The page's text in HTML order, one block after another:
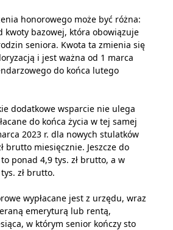
honorowego może być różna:
kwoty bazowej, która obowiązuje
seniora. Kwota ta zmienia się
i jest ważna od 1 marca
do końca lutego
dodatkowe wsparcie nie ulega
do końca życia w tej samej
2023 r. dla nowych stulatków
brutto miesięcznie. Jeszcze do
ponad 4,9 tys. zł brutto, a w
zł brutto.
wypłacane jest z urzędu, wraz
emeryturą lub rentą,
w którym senior kończy sto